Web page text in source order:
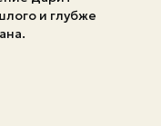
и глубже